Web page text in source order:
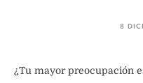
8
¿Tu mayor preocupación